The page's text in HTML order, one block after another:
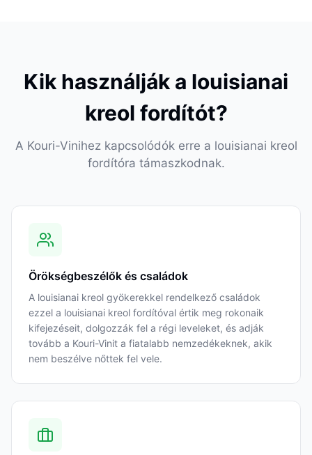
Kik használják a louisianai
kreol fordítót?
A Kouri-Vinihez kapcsolódók erre a louisianai kreol
fordítóra támaszkodnak.
Örökségbeszélők és családok
A louisianai kreol gyökerekkel rendelkező családok
ezzel a louisianai kreol fordítóval értik meg rokonaik
kifejezéseit, dolgozzák fel a régi leveleket, és adják
tovább a Kouri-Vinit a fiatalabb nemzedékeknek, akik
nem beszélve nőttek fel vele.